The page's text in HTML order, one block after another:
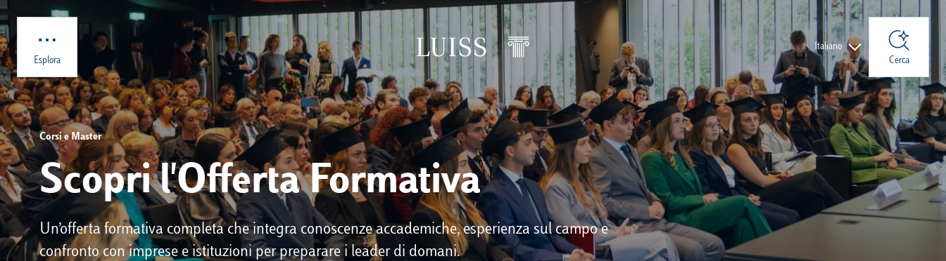
Skip to main content
Esplora Cerca
Lingue
Italiano
Corsi e Master
Scopri l'Offerta Formativa
Un’offerta formativa completa che integra conoscenze accademiche, esperienza sul campo e
confronto con imprese e istituzioni per preparare i leader di domani.